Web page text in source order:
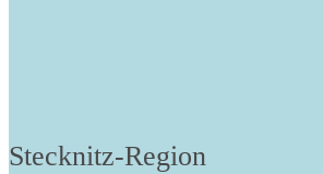
Stecknitz-Region